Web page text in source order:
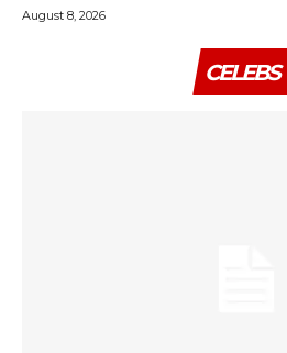
August 8, 2026
CELEBS